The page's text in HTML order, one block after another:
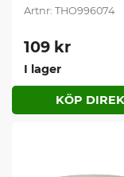
THO996074
109 kr
I lager